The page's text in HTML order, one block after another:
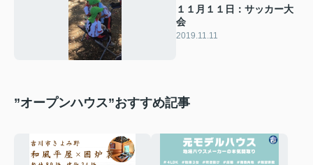
１１月１１日：サッカー大
会
2019.11.11
”オープンハウス”おすすめ記事